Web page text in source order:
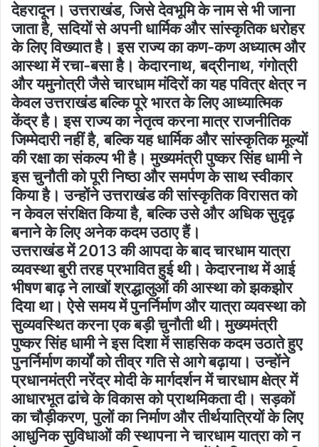
देहरादून। उत्तराखंड, जिसे देवभूमि के नाम से भी जाना
जाता है, सदियों से अपनी धार्मिक और सांस्कृतिक धरोहर
के लिए विख्यात है। इस राज्य का कण-कण अध्यात्म और
आस्था में रचा-बसा है। केदारनाथ, बद्रीनाथ, गंगोत्री
और यमुनोत्री जैसे चारधाम मंदिरों का यह पवित्र क्षेत्र न
केवल उत्तराखंड बल्कि पूरे भारत के लिए आध्यात्मिक
केंद्र है। इस राज्य का नेतृत्व करना मात्र राजनीतिक
जिम्मेदारी नहीं है, बल्कि यह धार्मिक और सांस्कृतिक मूल्यों
की रक्षा का संकल्प भी है। मुख्यमंत्री पुष्कर सिंह धामी ने
इस चुनौती को पूरी निष्ठा और समर्पण के साथ स्वीकार
किया है। उन्होंने उत्तराखंड की सांस्कृतिक विरासत को
न केवल संरक्षित किया है, बल्कि उसे और अधिक सुदृढ़
बनाने के लिए अनेक कदम उठाए हैं।
उत्तराखंड में 2013 की आपदा के बाद चारधाम यात्रा
व्यवस्था बुरी तरह प्रभावित हुई थी। केदारनाथ में आई
भीषण बाढ़ ने लाखों श्रद्धालुओं की आस्था को झकझोर
दिया था। ऐसे समय में पुनर्निर्माण और यात्रा व्यवस्था को
सुव्यवस्थित करना एक बड़ी चुनौती थी। मुख्यमंत्री
पुष्कर सिंह धामी ने इस दिशा में साहसिक कदम उठाते हुए
पुनर्निर्माण कार्यों को तीव्र गति से आगे बढ़ाया। उन्होंने
प्रधानमंत्री नरेंद्र मोदी के मार्गदर्शन में चारधाम क्षेत्र में
आधारभूत ढांचे के विकास को प्राथमिकता दी। सड़कों
का चौड़ीकरण, पुलों का निर्माण और तीर्थयात्रियों के लिए
आधुनिक सुविधाओं की स्थापना ने चारधाम यात्रा को न